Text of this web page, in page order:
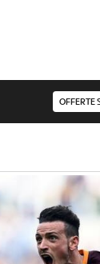
OFFERTE